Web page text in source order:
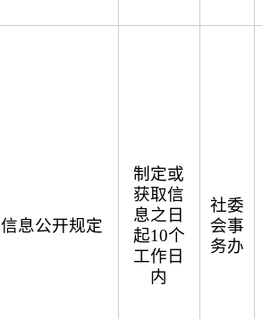
信息公开规定
制定或
获取信
息之日
起10个
工作日
内
社委
会事
务办